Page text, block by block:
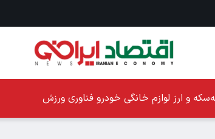
سکه و ارز لوازم خانگی خودرو فناوری ورزش